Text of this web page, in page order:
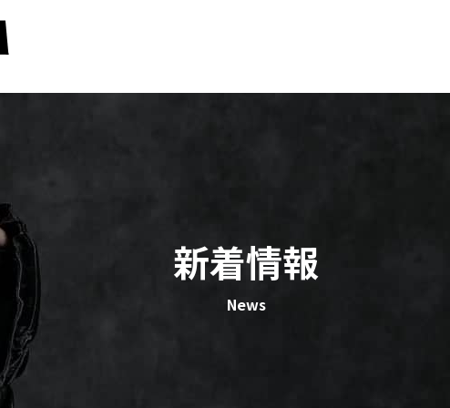
新着情報
News